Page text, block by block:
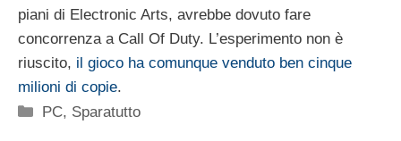
piani di Electronic Arts, avrebbe dovuto fare
concorrenza a Call Of Duty. L’esperimento non è
riuscito, il gioco ha comunque venduto ben cinque
milioni di copie.
Categorie
PC, Sparatutto